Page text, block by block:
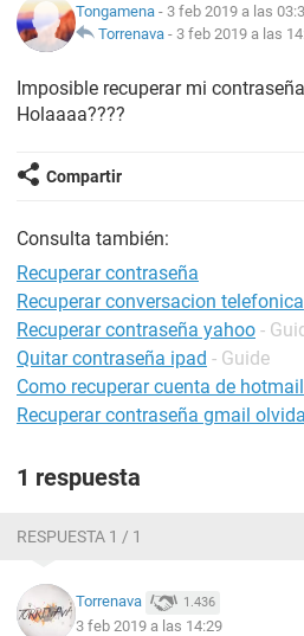
Tongamena - 3 feb 2019 a las
Torrenava - 3 feb 2019 a las
Imposible recuperar mi
Holaaaa????
Compartir
Consulta también:
Recuperar contraseña
Recuperar conversacion telefonica
Recuperar contraseña yahoo -
Quitar contraseña ipad - Guide
Como recuperar cuenta de
Recuperar contraseña gmail
1 respuesta
RESPUESTA 1 / 1
Torrenava 1.436
3 feb 2019 a las 14:29